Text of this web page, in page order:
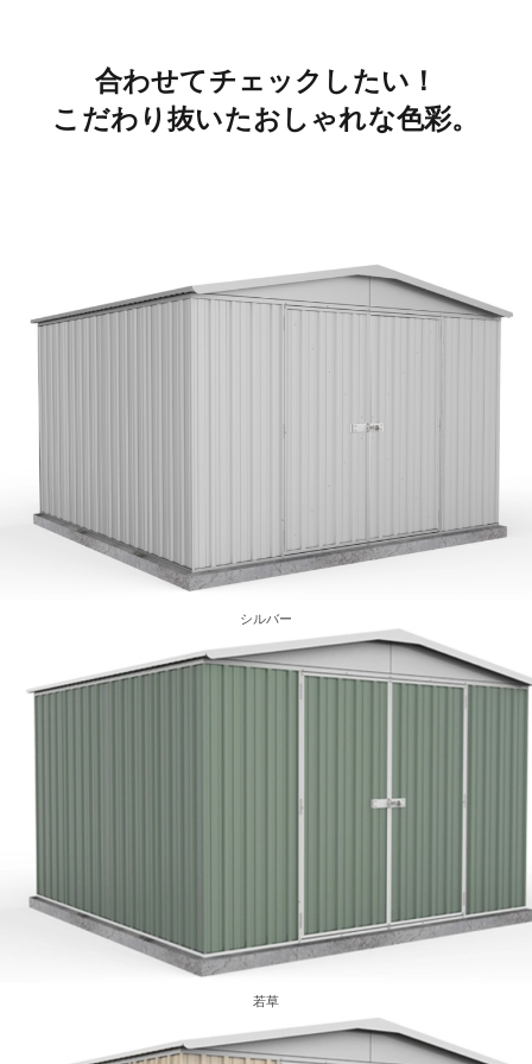
合わせてチェックしたい！
こだわり抜いたおしゃれな色彩。
シルバー
若草